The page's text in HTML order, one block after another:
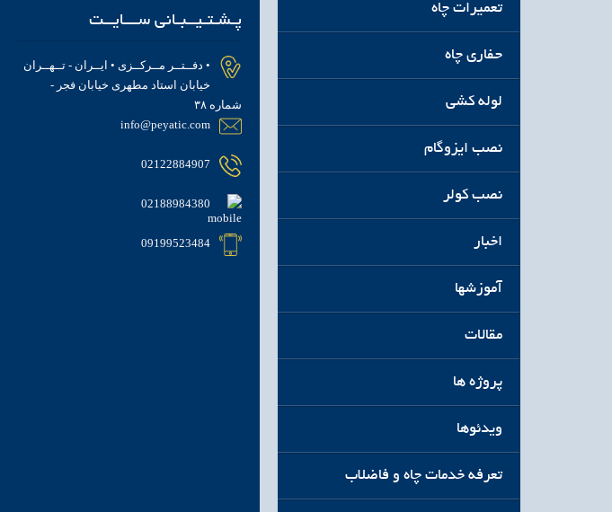
تعمیرات چاه
حفاری چاه
لوله کشی
نصب ایزوگام
نصب کولر
اخبار
آموزشها
مقالات
پروژه ها
ویدئوها
تعرفه خدمات چاه و فاضلاب
پـشـتـیــبـانی ســـایــت
• دفــتــر مــرکــزی • ایــران - تــهــران
خیابان استاد مطهری خیابان فجر -
شماره ۳۸
info@peyatic.com
02122884907
02188984380
09199523484